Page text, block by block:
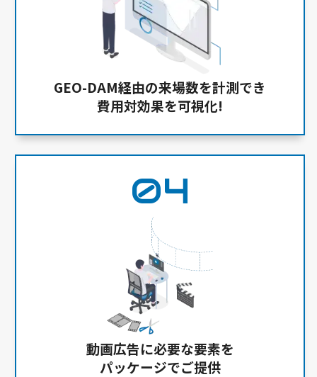
GEO-DAM経由の来場数を計測でき
費用対効果を可視化!
04
動画広告に必要な要素を
パッケージでご提供